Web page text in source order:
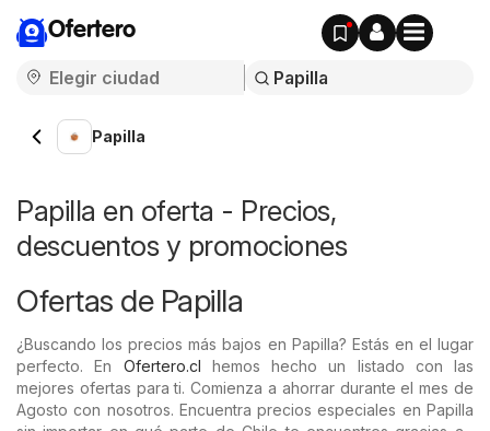
Ofertero
Papilla
Papilla en oferta - Precios,
descuentos y promociones
Ofertas de Papilla
¿Buscando los precios más bajos en Papilla? Estás en el lugar
perfecto. En Ofertero.cl hemos hecho un listado con las
mejores ofertas para ti. Comienza a ahorrar durante el mes de
Agosto con nosotros. Encuentra precios especiales en Papilla